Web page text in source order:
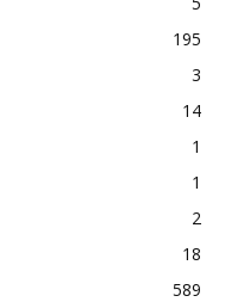
195
3
14
1
1
2
18
589